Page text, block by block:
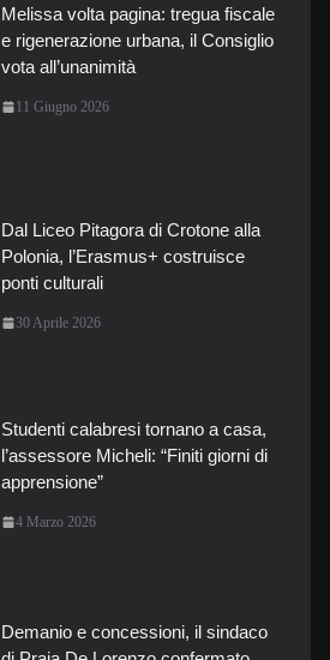
Melissa volta pagina: tregua fiscale
e rigenerazione urbana, il Consiglio
vota all’unanimità
11 Giugno 2026
Dal Liceo Pitagora di Crotone alla
Polonia, l’Erasmus+ costruisce
ponti culturali
30 Aprile 2026
Studenti calabresi tornano a casa,
l’assessore Micheli: “Finiti giorni di
apprensione”
4 Marzo 2026
Demanio e concessioni, il sindaco